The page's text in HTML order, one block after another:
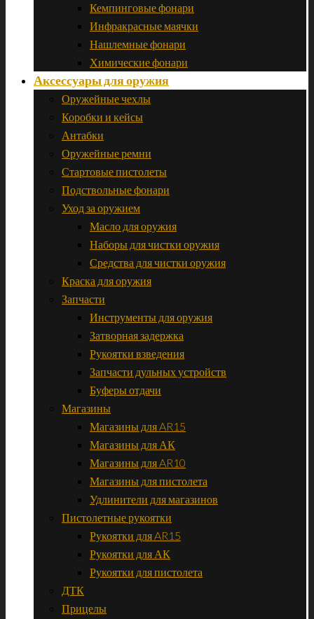
Кемпинговые фонари
Инфракрасные маячки
Нашлемные фонари
Химические фонари
Аксессуары для оружия
Оружейные чехлы
Коробки и кейсы
Антабки
Оружейные ремни
Стартовые пистолеты
Подствольные фонари
Уход за оружием
Масло для оружия
Наборы для чистки оружия
Средства для чистки оружия
Краска для оружия
Запчасти
Инструменты для оружия
Затворная задержка
Рукоятки взведения
Запчасти дульных устройств
Буферы отдачи
Магазины
Магазины для AR15
Магазины для АК
Магазины для AR10
Магазины для пистолета
Удлинители для магазинов
Пистолетные рукоятки
Рукоятки для AR15
Рукоятки для АК
Рукоятки для пистолета
ДТК
Прицелы